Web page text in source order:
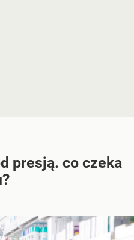
presją. co czeka